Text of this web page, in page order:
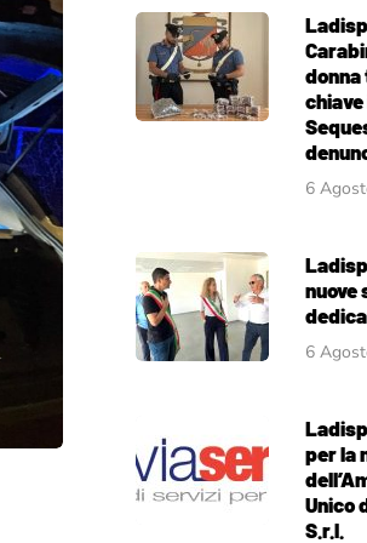
donna
chiave
6
nuove
6
per la
Unico
S.r.l.